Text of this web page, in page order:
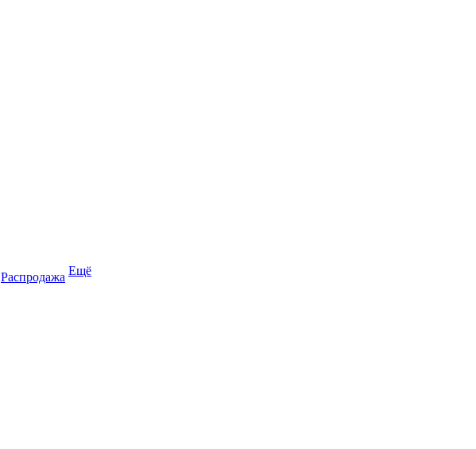
Распродажа Ещё